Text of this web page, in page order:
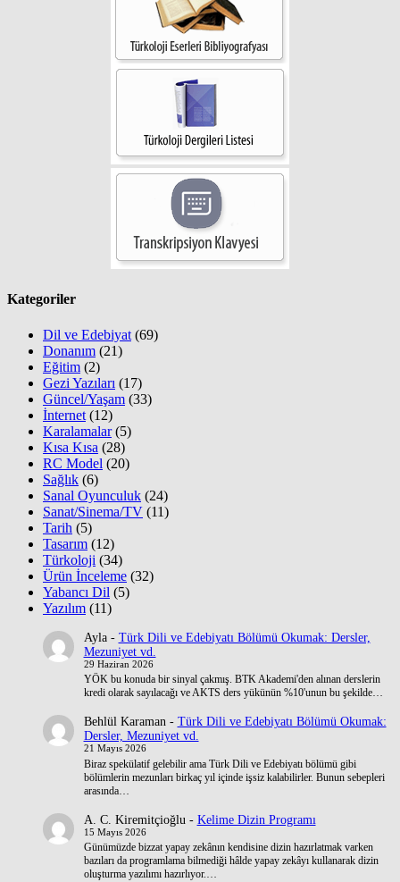
Kategoriler
Dil ve Edebiyat (69)
Donanım (21)
Eğitim (2)
Gezi Yazıları (17)
Güncel/Yaşam (33)
İnternet (12)
Karalamalar(5)
Kısa Kısa (28)
RC Model (20)
Sağlık (6)
Sanal Oyunculuk (24)
Sanat/Sinema/TV (11)
Tarih (5)
Tasarım (12)
Türkoloji (34)
Ürün İnceleme (32)
Yabancı Dil (5)
Yazılım (11)
Ayla- Türk Dili ve Edebiyatı Bölümü Okumak: Dersler,
Mezuniyet vd.
29 Haziran 2026
YÖK bu konuda bir sinyal çakmış. BTK Akademi'den alınan derslerin
kredi olarak sayılacağı ve AKTS ders yükünün %10'unun bu şekilde…
Behlül Karaman- Türk Dili ve Edebiyatı Bölümü Okumak:
Dersler, Mezuniyet vd.
21 Mayıs 2026
Biraz spekülatif gelebilir ama Türk Dili ve Edebiyatı bölümü gibi
bölümlerin mezunları birkaç yıl içinde işsiz kalabilirler. Bunun sebepleri
arasında…
A. C. Kiremitçioğlu - Kelime Dizin Programı
15 Mayıs 2026
Günümüzde bizzat yapay zekânın kendisine dizin hazırlatmak varken
bazıları da programlama bilmediği hâlde yapay zekâyı kullanarak dizin
oluşturma yazılımı hazırlıyor.…